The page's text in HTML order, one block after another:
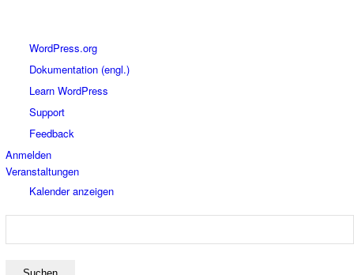
WordPress
WordPress.org
Dokumentation (engl.)
Learn WordPress
Support
Feedback
Anmelden
Veranstaltungen
Kalender anzeigen
Suchen